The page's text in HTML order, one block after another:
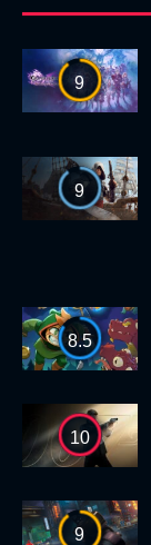
9
9
8.5
10
9